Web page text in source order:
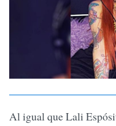
Al igual que Lali